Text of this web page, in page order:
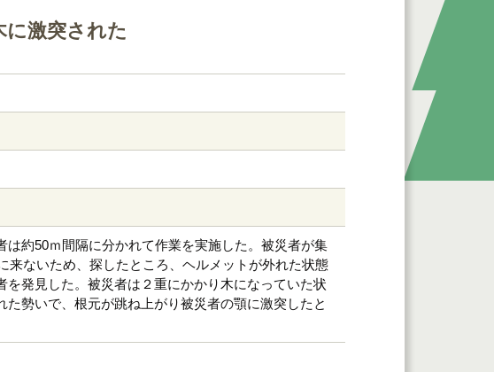
激突された
約50ｍ間隔に分かれて作業を実施した。被災者が集
来ないため、探したところ、ヘルメットが外れた状態
を発見した。被災者は２重にかかり木になっていた状
勢いで、根元が跳ね上がり被災者の顎に激突したと